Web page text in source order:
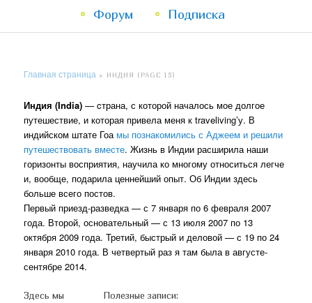
к
к
Форум Подписка
Главная страница » ИНДИЯ (PAGE 15)
Индия (India) — cтрана, с которой началось мое долгое
путешествие, и которая привела меня к traveliving’у. В
индийском штате Гоа мы познакомились с Аджеем и решили
путешествовать вместе. Жизнь в Индии расширила наши
горизонты восприятия, научила ко многому относиться легче
и, вообще, подарила ценнейший опыт. Об Индии здесь
больше всего постов.
Первый приезд-разведка — с 7 января по 6 февраля 2007
года. Второй, основательный — с 13 июля 2007 по 13
октября 2009 года. Третий, быстрый и деловой — с 19 по 24
января 2010 года. В четвертый раз я там была в августе-
сентябре 2014.
Здесь мы
Полезные записи: